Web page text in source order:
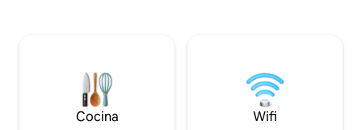
frente a la playa.
excursiones en
silvestre,
encantadores
Cocina Wifi